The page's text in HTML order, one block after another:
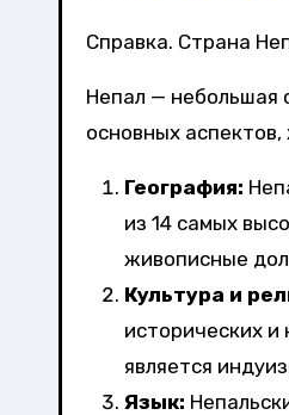
Справка. Страна
Непал — небольшая
основных
География:
из 14 самых
живописные
Культура и
исторических и
является
Язык: